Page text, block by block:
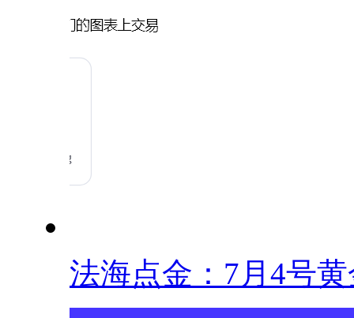
法海点金：7月4号黄